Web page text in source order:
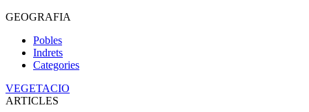
GEOGRAFIA
Pobles
Indrets
Categories
VEGETACIO
ARTICLES